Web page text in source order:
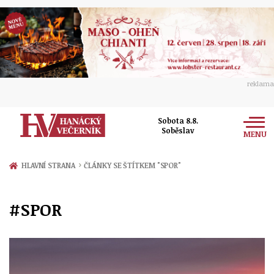
reklama
Sobota 8.8.
Soběslav
MENU
Zprávy
Politika
Kultura
Společnost
HLAVNÍ STRANA › ČLÁNKY SE ŠTÍTKEM "SPOR"
#SPOR